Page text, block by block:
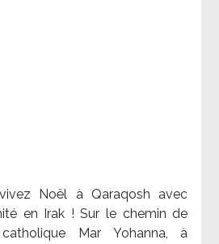
Noël à Qaraqosh avec
en Irak ! Sur le chemin de
catholique Mar Yohanna, à